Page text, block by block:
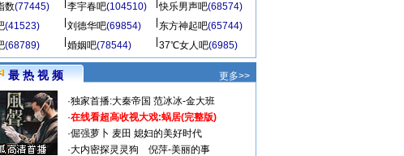
数(77445) 李宇春吧(104510) 快乐男声吧(68574)
(41523) 刘德华吧(69854) 东方神起吧(65744)
(68789) 婚姻吧(78544) 37℃女人吧(6985)
最 热 视 频 更多>>
·独家首播:大秦帝国 范冰冰-金大班
·在线看超高收视大戏:蜗居(完整版)
·倔强萝卜 麦田 媳妇的美好时代
·大内密探灵灵狗
倪萍-美丽的事